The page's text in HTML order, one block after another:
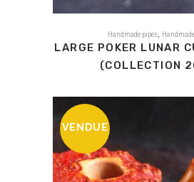
Handmade pipes
LARGE POKER LUNAR
(COLLECTION
VENDUE